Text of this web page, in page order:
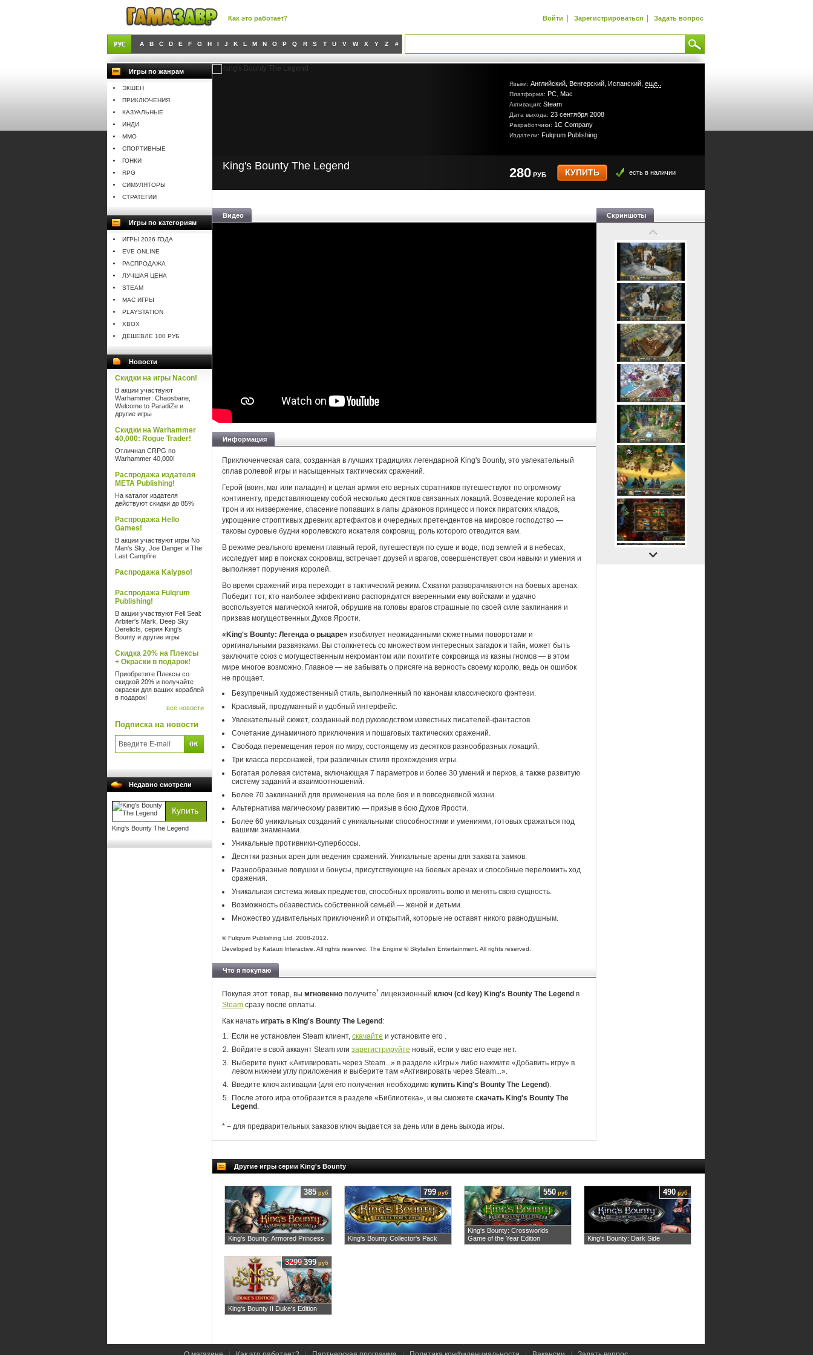
Как это работает? Войти | Зарегистрироваться | Задать вопрос
A B C D E F G H I J K L M N O P Q R S T U V W X Y Z #
Игры по жанрам
ЭКШЕН
ПРИКЛЮЧЕНИЯ
КАЗУАЛЬНЫЕ
ИНДИ
MMO
СПОРТИВНЫЕ
ГОНКИ
RPG
СИМУЛЯТОРЫ
СТРАТЕГИИ
Игры по категориям
ИГРЫ 2026 ГОДА
EVE ONLINE
РАСПРОДАЖА
ЛУЧШАЯ ЦЕНА
STEAM
MAC ИГРЫ
PLAYSTATION
XBOX
ДЕШЕВЛЕ 100 РУБ
Новости
Скидки на игры Nacon!
В акции участвуют
Warhammer: Chaosbane,
Welcome to ParadiZe и
другие игры
Скидки на Warhammer
40,000: Rogue Trader!
Отличная CRPG по
Warhammer 40,000!
Распродажа издателя
META Publishing!
На каталог издателя
действуют скидки до 85%
Распродажа Hello
Games!
В акции участвуют игры No
Man's Sky, Joe Danger и The
Last Campfire
Распродажа Kalypso!
Распродажа Fulqrum
Publishing!
В акции участвуют Fell Seal:
Arbiter's Mark, Deep Sky
Derelicts, серия King's
Bounty и другие игры
Скидка 20% на Плексы
+ Окраски в подарок!
Приобретите Плексы со
скидкой 20% и получайте
окраски для ваших кораблей
в подарок!
все новости
Подписка на новости
Недавно смотрели
King's Bounty The Legend
Языки: Английский, Венгерский, Испанский, еще..
Платформа: PC Mac
Активация: Steam
Дата выхода: 23 сентября 2008
Разработчики: 1C Company
Издатели: Fulqrum Publishing
King's Bounty The Legend 280 РУБ КУПИТЬ есть в наличии
Видео
Информация
Приключенческая сага, созданная в лучших традициях легендарной King's Bounty, это увлекательный
сплав ролевой игры и насыщенных тактических сражений.
Герой (воин, маг или паладин) и целая армия его верных соратников путешествуют по огромному
континенту, представляющему собой несколько десятков связанных локаций. Возведение королей на
трон и их низвержение, спасение попавших в лапы драконов принцесс и поиск пиратских кладов,
укрощение строптивых древних артефактов и очередных претендентов на мировое господство —
таковы суровые будни королевского искателя сокровищ, роль которого отводится вам.
В режиме реального времени главный герой, путешествуя по суше и воде, под землей и в небесах,
исследует мир в поисках сокровищ, встречает друзей и врагов, совершенствует свои навыки и умения и
выполняет поручения королей.
Во время сражений игра переходит в тактический режим. Схватки разворачиваются на боевых аренах.
Победит тот, кто наиболее эффективно распорядится вверенными ему войсками и удачно
воспользуется магической книгой, обрушив на головы врагов страшные по своей силе заклинания и
призвав могущественных Духов Ярости.
«King's Bounty: Легенда о рыцаре» изобилует неожиданными сюжетными поворотами и
оригинальными развязками. Вы столкнетесь со множеством интересных загадок и тайн, может быть
заключите союз с могущественным некромантом или похитите сокровища из казны гномов — в этом
мире многое возможно. Главное — не забывать о присяге на верность своему королю, ведь он ошибок
не прощает.
Безупречный художественный стиль, выполненный по канонам классического фэнтези.
Красивый, продуманный и удобный интерфейс.
Увлекательный сюжет, созданный под руководством известных писателей-фантастов.
Сочетание динамичного приключения и пошаговых тактических сражений.
Свобода перемещения героя по миру, состоящему из десятков разнообразных локаций.
Три класса персонажей, три различных стиля прохождения игры.
Богатая ролевая система, включающая 7 параметров и более 30 умений и перков, а также развитую
систему заданий и взаимоотношений.
Более 70 заклинаний для применения на поле боя и в повседневной жизни.
Альтернатива магическому развитию — призыв в бою Духов Ярости.
Более 60 уникальных созданий с уникальными способностями и умениями, готовых сражаться под
вашими знаменами.
Уникальные противники-супербоссы.
Десятки разных арен для ведения сражений. Уникальные арены для захвата замков.
Разнообразные ловушки и бонусы, присутствующие на боевых аренах и способные переломить ход
сражения.
Уникальная система живых предметов, способных проявлять волю и менять свою сущность.
Возможность обзавестись собственной семьёй — женой и детьми.
Множество удивительных приключений и открытий, которые не оставят никого равнодушным.
© Fulqrum Publishing Ltd. 2008-2012.
Developed by Katauri Interactive. All rights reserved. The Engine © Skyfallen Entertainment. All rights reserved.
Что я покупаю
Покупая этот товар, вы мгновенно получите* лицензионный ключ (cd key) King's Bounty The Legend в
Steam сразу после оплаты.
Как начать играть в King's Bounty The Legend :
Если не установлен Steam клиент, скачайте и установите его .
Войдите в свой аккаунт Steam или зарегистрируйте новый, если у вас его еще нет.
Выберите пункт «Активировать через Steam...» в разделе «Игры» либо нажмите «Добавить игру» в
левом нижнем углу приложения и выберите там «Активировать через Steam...».
Введите ключ активации (для его получения необходимо купить King's Bounty The Legend).
После этого игра отобразится в разделе «Библиотека», и вы сможете скачать King's Bounty The
Legend .
* – для предварительных заказов ключ выдается за день или в день выхода игры.
Скриншоты
Другие игры серии King's Bounty
King's Bounty: Armored Princess
385 руб
King's Bounty Collector's Pack
799 руб
King's Bounty: Crossworlds
Game of the Year Edition
550 руб
King's Bounty: Dark Side
490 руб
King's Bounty II Duke's Edition
3299 399 руб